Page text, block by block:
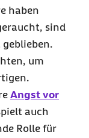
haben
sind
geblieben.
um
Angst vor
auch
Rolle für